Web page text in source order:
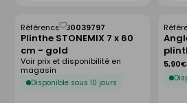
Plinthe STONEMIX 7 x 60
cm - gold
Référence :30039797
Disponible sous 10 jours
Voir prix et disponibilité en
magasin
Enregistrer
comme
liste
10
5,90€